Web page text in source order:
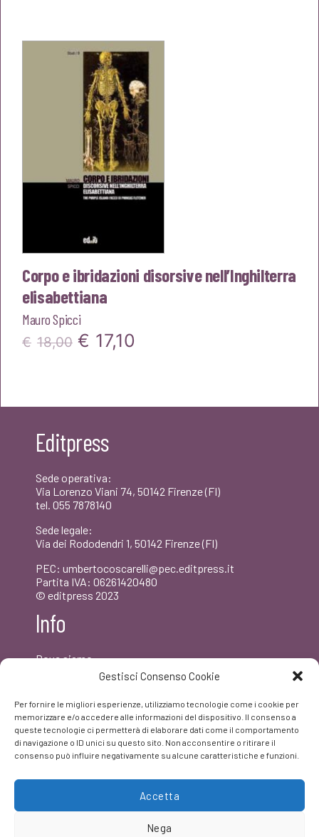
Gestisci Consenso Cookie
Per fornire le migliori esperienze, utilizziamo tecnologie come i cookie per
memorizzare e/o accedere alle informazioni del dispositivo. Il consenso a
queste tecnologie ci permetterà di elaborare dati come il comportamento
di navigazione o ID unici su questo sito. Non acconsentire o ritirare il
consenso può influire negativamente su alcune caratteristiche e funzioni.
Accetta
Nega
era:
€12,00.
è:
€11,40.
Corpo e ibridazioni disorsive nell’Inghilterra
elisabettiana
Mauro Spicci
€ 18,00 Il
€18,00.
€ 17,10
Editpress
Sede operativa:
Via Lorenzo Viani 74, 50142 Firenze (FI)
tel. 055 7878140
Sede legale:
Via dei Rododendri 1, 50142 Firenze (FI)
PEC: umbertocoscarelli@pec.editpress.it
Partita IVA: 06261420480
© editpress 2023
Info
Dove siamo
Privacy policy
FAQ
Facebook